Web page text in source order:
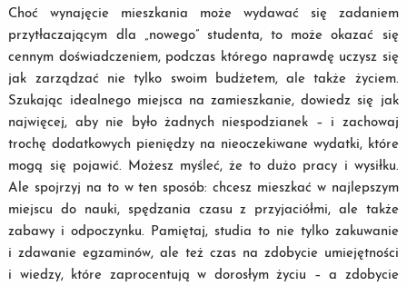
Choć wynajęcie mieszkania może wydawać się zadaniem
przytłaczającym dla „nowego” studenta, to może okazać się
cennym doświadczeniem, podczas którego naprawdę uczysz się
jak zarządzać nie tylko swoim budżetem, ale także życiem.
Szukając idealnego miejsca na zamieszkanie, dowiedz się jak
najwięcej, aby nie było żadnych niespodzianek – i zachowaj
trochę dodatkowych pieniędzy na nieoczekiwane wydatki, które
mogą się pojawić. Możesz myśleć, że to dużo pracy i wysiłku.
Ale spojrzyj na to w ten sposób: chcesz mieszkać w najlepszym
miejscu do nauki, spędzania czasu z przyjaciółmi, ale także
zabawy i odpoczynku. Pamiętaj, studia to nie tylko zakuwanie
i zdawanie egzaminów, ale też czas na zdobycie umiejętności
i wiedzy, które zaprocentują w dorosłym życiu – a zdobycie